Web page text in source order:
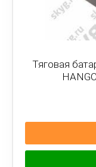
Тяговая